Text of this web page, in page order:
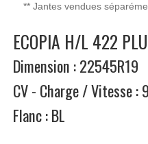
** Jantes vendues
ECOPIA H/L 422
Dimension : 22545R19
CV - Charge / Vitesse :
Flanc : BL